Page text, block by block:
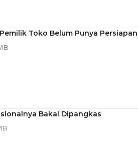
Toko Belum Punya Persiapan
Bakal Dipangkas